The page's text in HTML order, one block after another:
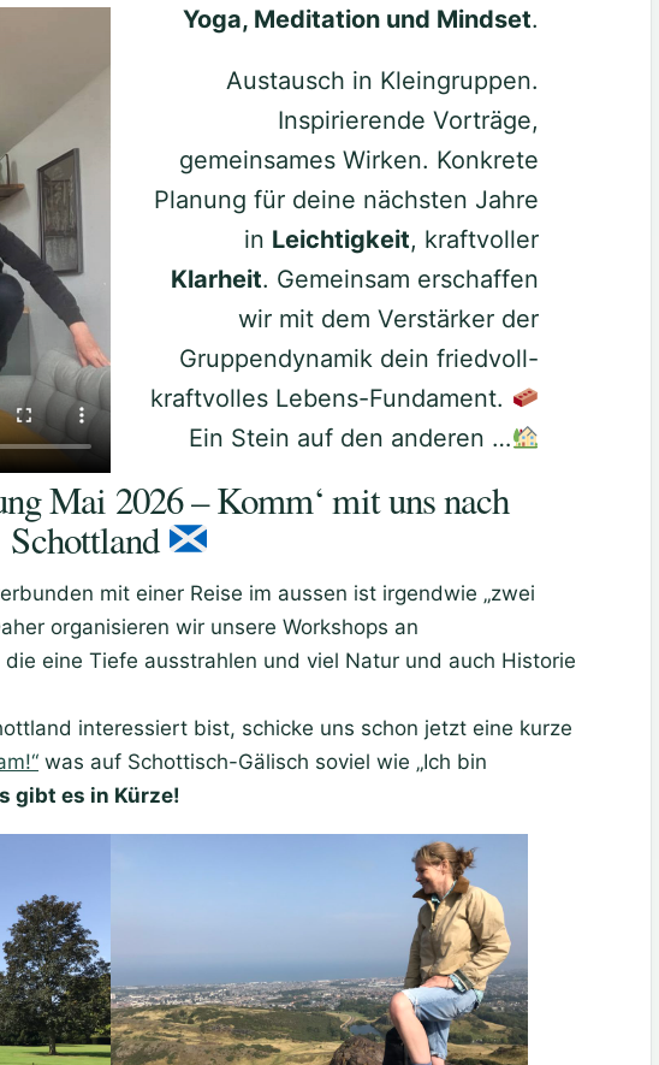
Yoga, Meditation und Mindset.
Austausch in Kleingruppen.
Inspirierende Vorträge,
gemeinsames Wirken. Konkrete
Planung für deine nächsten Jahre
in Leichtigkeit, kraftvoller
Klarheit. Gemeinsam erschaffen
wir mit dem Verstärker der
Gruppendynamik dein friedvoll-
kraftvolles Lebens-Fundament.
Ein Stein auf den anderen …
Mai 2026 – Komm‘ mit uns nach
Schottland
mit einer Reise im aussen ist irgendwie „zwei
organisieren wir unsere Workshops an
eine Tiefe ausstrahlen und viel Natur und auch Historie
interessiert bist, schicke uns schon jetzt eine kurze
was auf Schottisch-Gälisch soviel wie „Ich bin
gibt es in Kürze!